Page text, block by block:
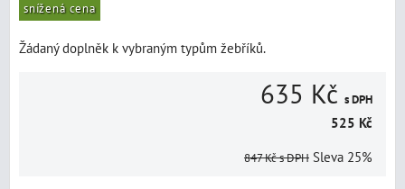
snížená cena
Žádaný doplněk k vybraným typům žebříků.
635 Kč s DPH
525 Kč
847 Kčs DPH Sleva 25%